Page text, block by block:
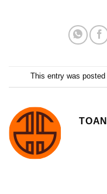
This entry was posted